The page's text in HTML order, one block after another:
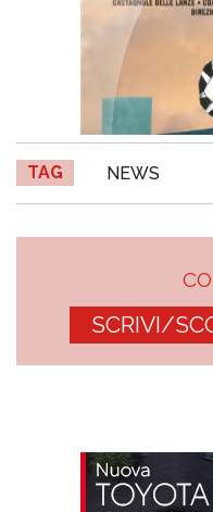
TAG NEWS
SCRIVI/